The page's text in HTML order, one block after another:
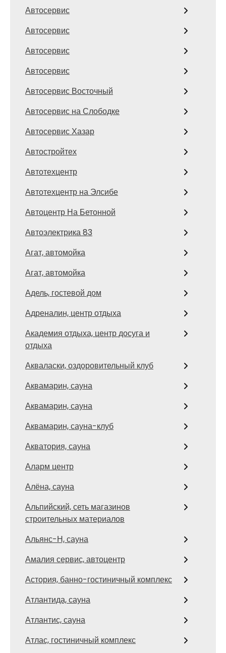
Автосервис
Автосервис
Автосервис
Автосервис
Автосервис Восточный
Автосервис на Слободке
Автосервис Хазар
Автостройтех
Автотехцентр
Автотехцентр на Элсибе
Автоцентр На Бетонной
Автоэлектрика 83
Агат, автомойка
Агат, автомойка
Адель, гостевой дом
Адреналин, центр отдыха
Академия отдыха, центр досуга и
отдыха
Акваласки, оздоровительный клуб
Аквамарин, сауна
Аквамарин, сауна
Аквамарин, сауна-клуб
Акватория, сауна
Аларм центр
Алёна, сауна
Альпийский, сеть магазинов
строительных материалов
Альянс-Н, сауна
Амалия сервис, автоцентр
Астория, банно-гостиничный комплекс
Атлантида, сауна
Атлантис, сауна
Атлас, гостиничный комплекс